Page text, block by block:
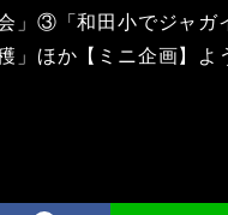
」③「和田小でジャガ
」ほか【ミニ企画】よ